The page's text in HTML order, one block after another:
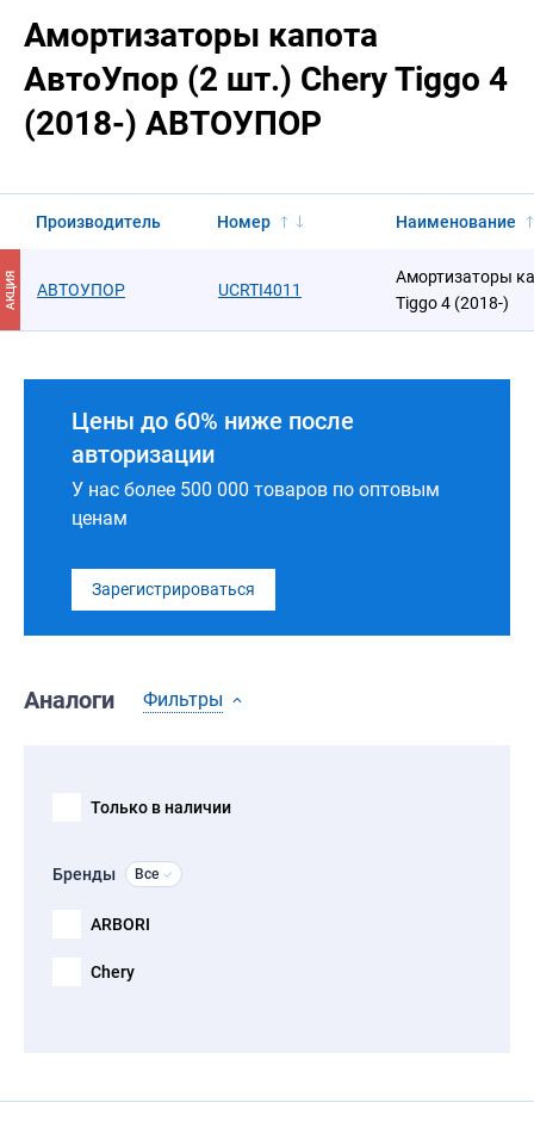
Амортизаторы капота
АвтоУпор (2 шт.) Chery Tiggo 4
(2018-) АВТОУПОР
Производитель Номер Наименование
АКЦИЯ АВТОУПОР UCRTI4011
Амортизаторы
Tiggo 4 (2018-)
Цены до 60% ниже после
авторизации
У нас более 500 000 товаров по оптовым
ценам
Зарегистрироваться
Аналоги Фильтры
Только в наличии
Бренды Все
ARBORI
Chery